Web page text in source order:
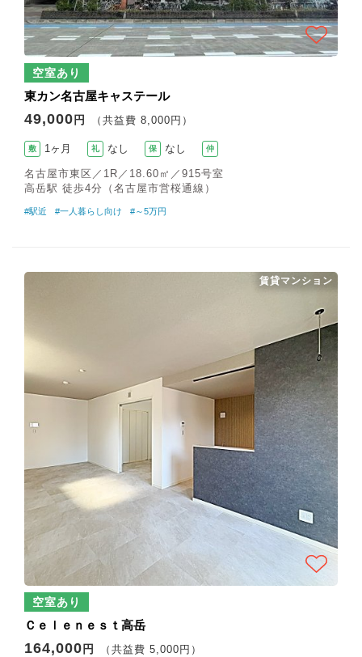
空室あり
東カン名古屋キャステール
49,000 円 （共益費 8,000円）
敷 1ヶ月 礼 なし 保 なし 仲
名古屋市東区／1R／18.60㎡／915号室
高岳駅 徒歩4分（名古屋市営桜通線）
#駅近 #一人暮らし向け #～5万円
空室あり
Ｃｅｌｅｎｅｓｔ高岳
164,000 円 （共益費 5,000円）
賃貸マンション